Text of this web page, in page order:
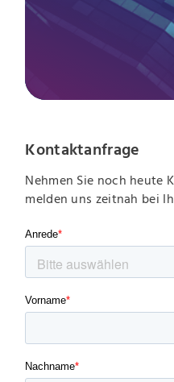
Kontaktanfrage
Nehmen Sie noch heute
melden uns zeitnah bei